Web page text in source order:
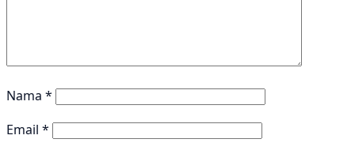
Nama *
Email *